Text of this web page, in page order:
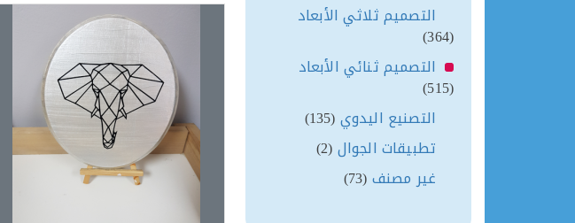
التصميم ثلاثي الأبعاد
(364)
التصميم ثنائي الأبعاد
(515)
التصنيع اليدوي(135)
تطبيقات الجوال(2)
غير مصنف(73)